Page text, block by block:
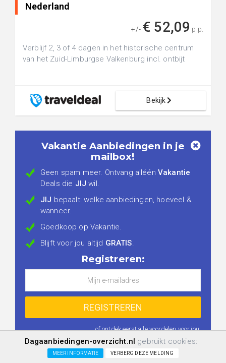
Nederland
+/- € 52,09 p.p.
Verblijf 2, 3 of 4 dagen in het historische centrum
van het Zuid-Limburgse Valkenburg incl. ontbijt
Bekijk
Vakantie Aanbiedingen in je
mailbox!
Geen spam meer. Ontvang alléén Vakantie
Deals die JIJ wil.
JIJ bepaalt: welke aanbiedingen, hoeveel &
wanneer.
Goedkoop op Vakantie.
Blijft voor jou altijd GRATIS.
Registreren:
...of ontdek eerstalle voordelen voor jou.
Dagaanbiedingen-overzicht.nl gebruikt cookies:
MEER INFORMATIE VERBERG DEZE MELDING